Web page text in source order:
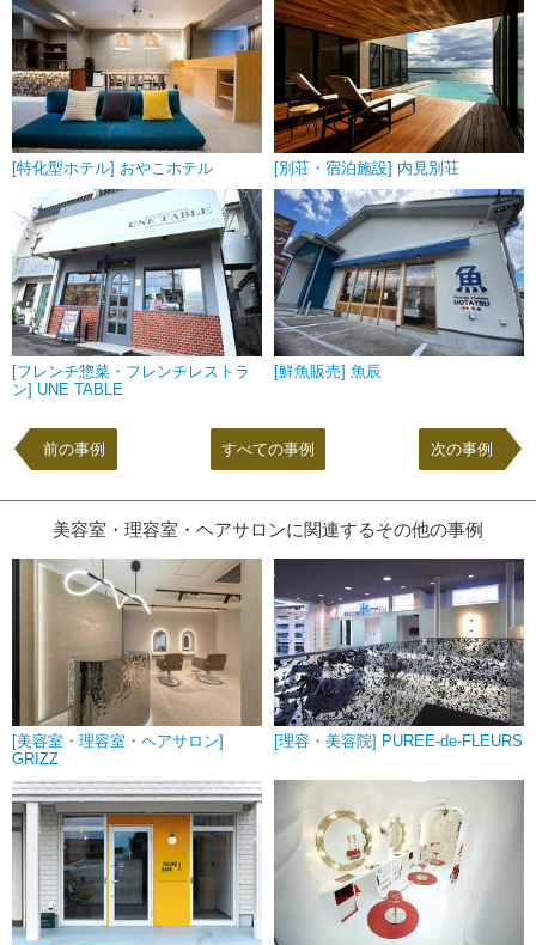
[特化型ホテル] おやこホテル [別荘・宿泊施設] 内見別荘
[フレンチ惣菜・フレンチレストラ
ン] UNE TABLE
[鮮魚販売] 魚辰
前の事例 次の事例
すべての事例
美容室・理容室・ヘアサロンに関連するその他の事例
[美容室・理容室・ヘアサロン]
GRIZZ
[理容・美容院] PUREE-de-FLEURS